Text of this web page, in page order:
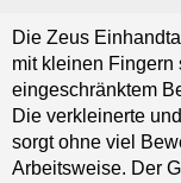
Die Zeus
mit kleinen Fingern
eingeschränktem
Die verkleinerte
sorgt ohne viel
Arbeitsweise. Der